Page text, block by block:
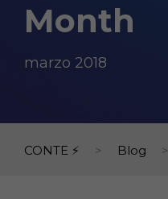
Month
marzo 2018
CONTE ⚡ > Blog >